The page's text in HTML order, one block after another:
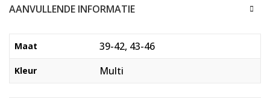
AANVULLENDE INFORMATIE
Maat 39-42, 43-46
Kleur Multi